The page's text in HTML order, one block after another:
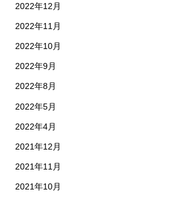
2022年12月
2022年11月
2022年10月
2022年9月
2022年8月
2022年5月
2022年4月
2021年12月
2021年11月
2021年10月